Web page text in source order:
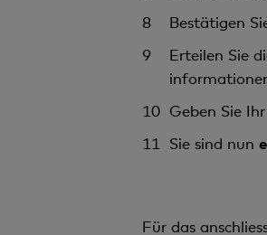
Bestätigen
Erteilen Sie
Geben Sie
Sie sind nun
Für das